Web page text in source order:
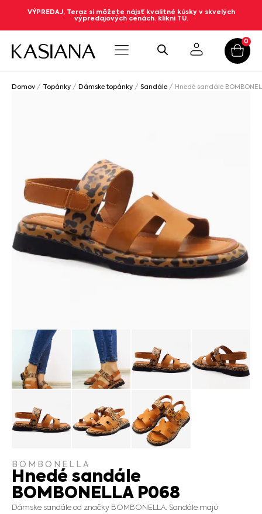
VÝPREDAJ, Teraz si môžete nájsť kvalitné kúsky v skvelých
výpredajových cenách. klikni TU.
0
Domov / Topánky / Dámske topánky / Sandále / Hnedé sandále
BOMBONELLA
Hnedé sandále
BOMBONELLA P068
Dámske sandále od značky BOMBONELLA. Sandále majú